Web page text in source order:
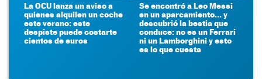
La OCU lanza un aviso a
quienes alquilen un coche
este verano: este
despiste puede costarte
cientos de euros
Se encontró a Leo Messi
en un aparcamiento... y
descubrió la bestia que
conduce: no es un Ferrari
ni un Lamborghini y esto
es lo que cuesta